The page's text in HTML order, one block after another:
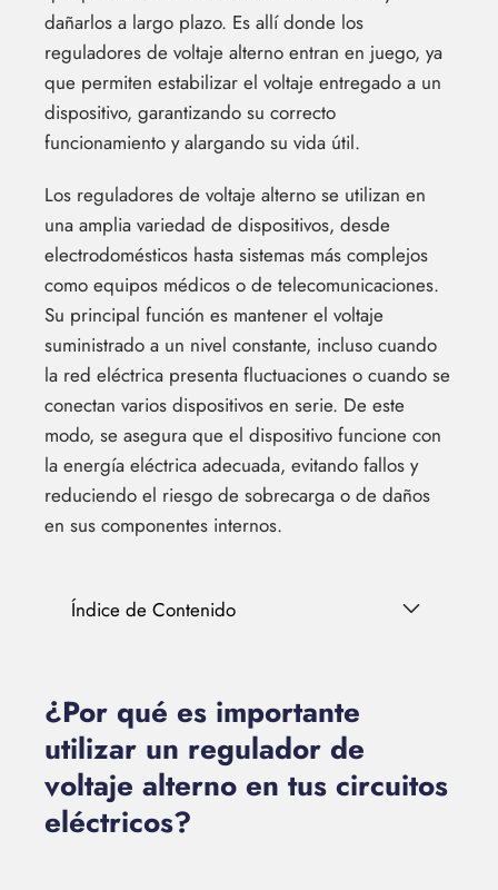
dañarlos a largo plazo. Es allí donde los
reguladores de voltaje alterno entran en juego, ya
que permiten estabilizar el voltaje entregado a un
dispositivo, garantizando su correcto
funcionamiento y alargando su vida útil.
Los reguladores de voltaje alterno se utilizan en
una amplia variedad de dispositivos, desde
electrodomésticos hasta sistemas más complejos
como equipos médicos o de telecomunicaciones.
Su principal función es mantener el voltaje
suministrado a un nivel constante, incluso cuando
la red eléctrica presenta fluctuaciones o cuando se
conectan varios dispositivos en serie. De este
modo, se asegura que el dispositivo funcione con
la energía eléctrica adecuada, evitando fallos y
reduciendo el riesgo de sobrecarga o de daños
en sus componentes internos.
Índice de Contenido
¿Por qué es importante
utilizar un regulador de
voltaje alterno en tus circuitos
eléctricos?